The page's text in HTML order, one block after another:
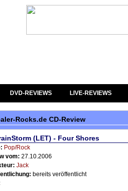
DVD-REVIEWS LIVE-REVIEWS
Rocks.de CD-Review
(LET) - Four Shores
Pop/Rock
vom: 27.10.2006
Jack
bereits veröffentlicht